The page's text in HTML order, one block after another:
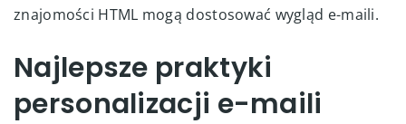
znajomości HTML mogą dostosować wygląd e-maili.
Najlepsze praktyki
personalizacji e-maili